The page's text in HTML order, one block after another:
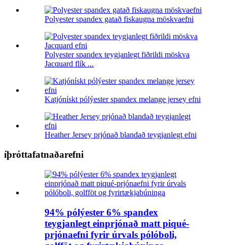
Polyester spandex gatað fiskaugna möskvaefni
Polyester spandex teygjanlegt fiðrildi möskva
Jacquard flík ...
Katjónískt pólýester spandex melange jersey efni
Heather Jersey prjónað blandað teygjanlegt efni
íþróttafatnaðarefni
94% pólýester 6% spandex
teygjanlegt einprjónað matt piqué-
prjónaefni fyrir úrvals pólóboli,